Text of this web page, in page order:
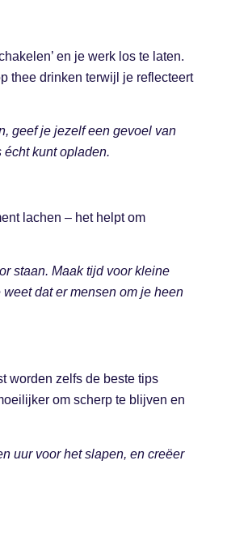
en je werk los te laten.
thee drinken terwijl je reflecteert
geef je jezelf een gevoel van
écht kunt opladen.
lachen – het helpt om
staan. Maak tijd voor kleine
dat er mensen om je heen
worden zelfs de beste tips
om scherp te blijven en
uur voor het slapen, en creëer